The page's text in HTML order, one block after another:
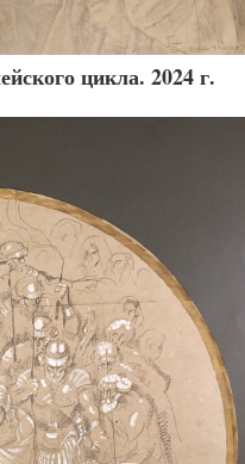
цикла. 2024 г.